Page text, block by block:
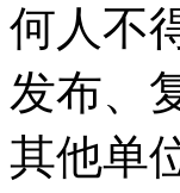
何人不
发布、
其他单